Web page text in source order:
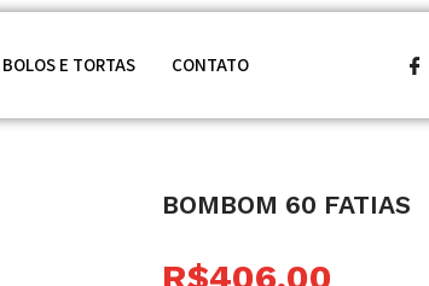
BOLOS E TORTAS CONTATO
Bombom 60 fatias
R$406,00